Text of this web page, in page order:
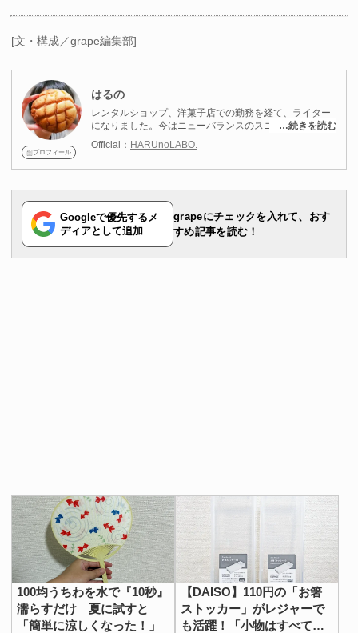
[文・構成／grape編集部]
プロフィール
はるの
レンタルショップ、洋菓子店での勤務を経て、ライター
になりました。今はニューバランスのスニーカーをメイ
ンに靴店をまわって、チェックしています！ゲームと・
グルメを楽しむことが趣味です。セブンイレブンを始め
近な便利グッズ、食べ物についての情報を発信中です。
…続きを読む
Official： HARUnoLABO.
Googleで優先するメ
ディアとして追加
grapeにチェックを入れて、おす
すめ記事を読む！
100均うちわを水で『10秒』
濡らすだけ 夏に試すと
「簡単に涼しくなった！」
【DAISO】110円の「お箸
ストッカー」がレジャーで
も活躍！「小物はすべてこ